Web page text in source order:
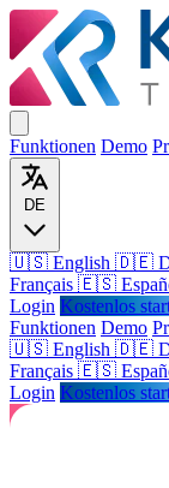
Funktionen Demo
DE
🇺🇸 English 🇩🇪
Français 🇪🇸
Login Kostenlos
Funktionen Demo
🇺🇸 English 🇩🇪
Français 🇪🇸
Login Kostenlos